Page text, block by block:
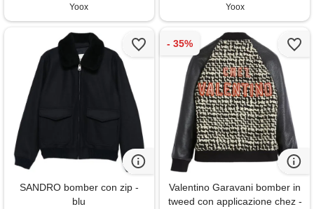
Yoox
Yoox
SANDRO bomber con zip -
blu
Valentino Garavani bomber in
tweed con applicazione chez -